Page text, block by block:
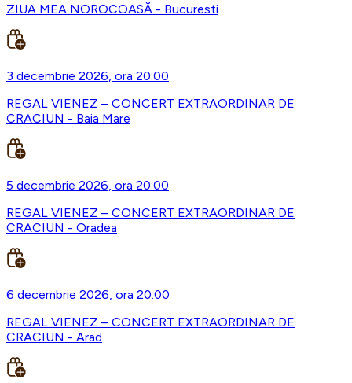
ZIUA MEA NOROCOASĂ - Bucuresti
3 decembrie 2026, ora 20:00
REGAL VIENEZ – CONCERT EXTRAORDINAR DE
CRACIUN - Baia Mare
5 decembrie 2026, ora 20:00
REGAL VIENEZ – CONCERT EXTRAORDINAR DE
CRACIUN - Oradea
6 decembrie 2026, ora 20:00
REGAL VIENEZ – CONCERT EXTRAORDINAR DE
CRACIUN - Arad